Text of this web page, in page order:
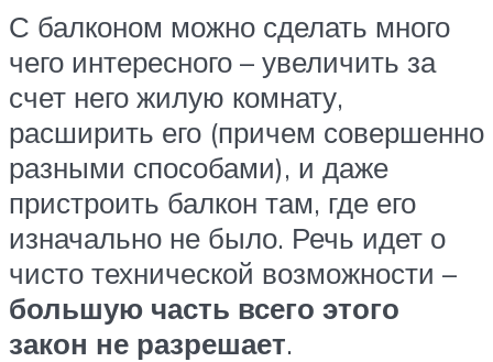
С балконом можно сделать много
чего интересного – увеличить за
счет него жилую комнату,
расширить его (причем совершенно
разными способами), и даже
пристроить балкон там, где его
изначально не было. Речь идет о
чисто технической возможности –
большую часть всего этого
закон не разрешает.